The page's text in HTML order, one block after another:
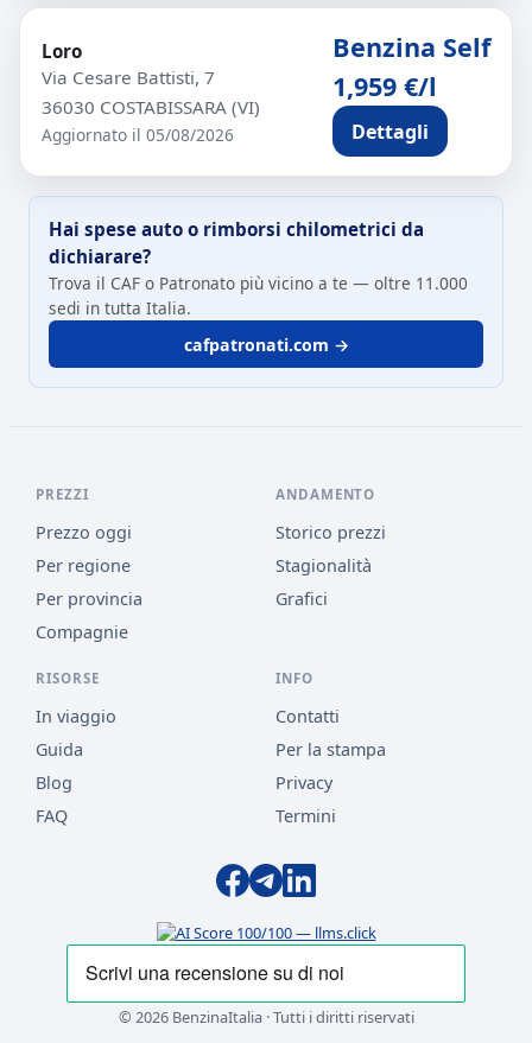
Loro
Via Cesare Battisti, 7
36030 COSTABISSARA (VI)
Aggiornato il 05/08/2026
Benzina Self
1,959 €/l
Dettagli
Hai spese auto o rimborsi chilometrici da
dichiarare?
Trova il CAF o Patronato più vicino a te — oltre 11.000
sedi in tutta Italia.
cafpatronati.com →
PREZZI
Prezzo oggi
Per regione
Per provincia
Compagnie
ANDAMENTO
Storico prezzi
Stagionalità
Grafici
RISORSE
In viaggio
Guida
Blog
FAQ
INFO
Contatti
Per la stampa
Privacy
Termini
© 2026 BenzinaItalia · Tutti i diritti riservati